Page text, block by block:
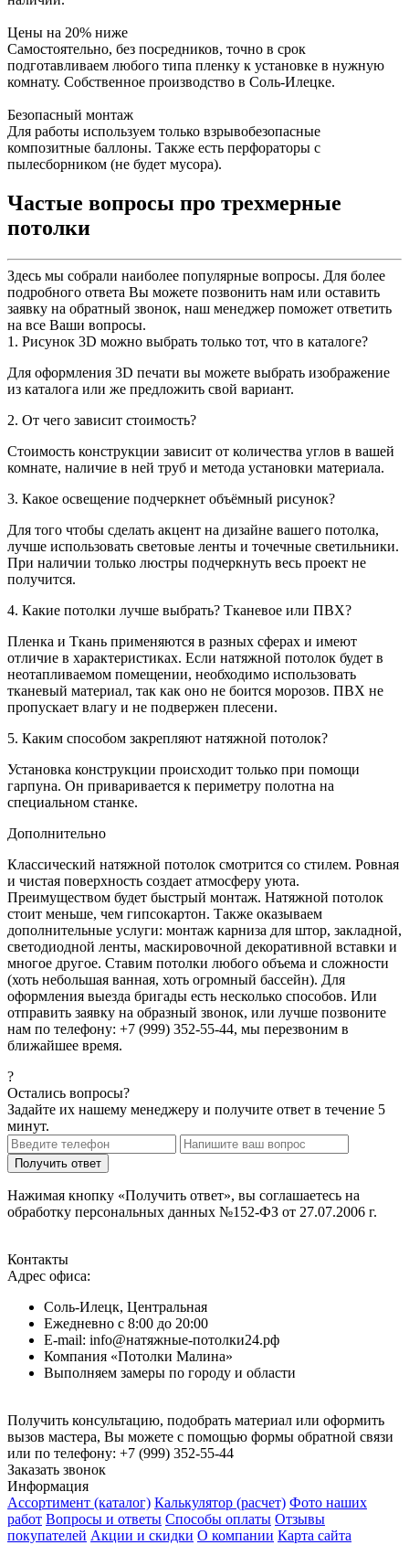
Цены на 20% ниже
Самостоятельно, без посредников, точно в срок
подготавливаем любого типа пленку к установке в нужную
комнату. Собственное производство в Соль-Илецке.
Безопасный монтаж
Для работы используем только взрывобезопасные
композитные баллоны. Также есть перфораторы с
пылесборником (не будет мусора).
Частые вопросы про трехмерные
потолки
Здесь мы собрали наиболее популярные вопросы. Для более
подробного ответа Вы можете позвонить нам или оставить
заявку на обратный звонок, наш менеджер поможет ответить
на все Ваши вопросы.
1. Рисунок 3D можно выбрать только тот, что в каталоге?
Для оформления 3D печати вы можете выбрать изображение
из каталога или же предложить свой вариант.
2. От чего зависит стоимость?
Стоимость конструкции зависит от количества углов в вашей
комнате, наличие в ней труб и метода установки материала.
3. Какое освещение подчеркнет объёмный рисунок?
Для того чтобы сделать акцент на дизайне вашего потолка,
лучше использовать световые ленты и точечные светильники.
При наличии только люстры подчеркнуть весь проект не
получится.
4. Какие потолки лучше выбрать? Тканевое или ПВХ?
Пленка и Ткань применяются в разных сферах и имеют
отличие в характеристиках. Если натяжной потолок будет в
неотапливаемом помещении, необходимо использовать
тканевый материал, так как оно не боится морозов. ПВХ не
пропускает влагу и не подвержен плесени.
5. Каким способом закрепляют натяжной потолок?
Установка конструкции происходит только при помощи
гарпуна. Он приваривается к периметру полотна на
специальном станке.
Дополнительно
Классический натяжной потолок смотрится со стилем. Ровная
и чистая поверхность создает атмосферу уюта.
Преимуществом будет быстрый монтаж. Натяжной потолок
стоит меньше, чем гипсокартон. Также оказываем
дополнительные услуги: монтаж карниза для штор, закладной,
светодиодной ленты, маскировочной декоративной вставки и
многое другое. Ставим потолки любого объема и сложности
(хоть небольшая ванная, хоть огромный бассейн). Для
оформления выезда бригады есть несколько способов. Или
отправить заявку на образный звонок, или лучше позвоните
нам по телефону: +7 (999) 352-55-44, мы перезвоним в
ближайшее время.
?
Остались вопросы?
Задайте их нашему менеджеру и получите ответ в течение 5
минут.
Нажимая кнопку «Получить ответ», вы соглашаетесь на
обработку персональных данных №152-ФЗ от 27.07.2006 г.
Контакты
Адрес офиса:
Соль-Илецк, Центральная
Ежедневно с 8:00 до 20:00
E-mail: info@натяжные-потолки24.рф
Компания «Потолки Малина»
Выполняем замеры по городу и области
Получить консультацию, подобрать материал или оформить
вызов мастера, Вы можете с помощью формы обратной связи
или по телефону: +7 (999) 352-55-44
Заказать звонок
Информация
Ассортимент (каталог) Калькулятор (расчет) Фото наших
работ Вопросы и ответы Способы оплаты Отзывы
покупателей Акции и скидки О компании Карта сайта